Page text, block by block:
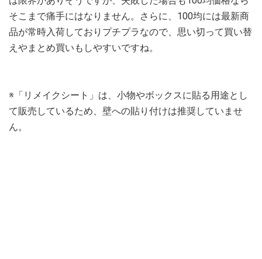
そこまで痛手にはなりません。さらに、100均には最新商
品が常時入荷しておりプチプラなので、思い切って買い替
えやまとめ買いもしやすいですね。
※「リメイクシート」は、小物やボックスに貼る用途とし
て販売しているため、壁への貼り付けは推奨していませ
ん。